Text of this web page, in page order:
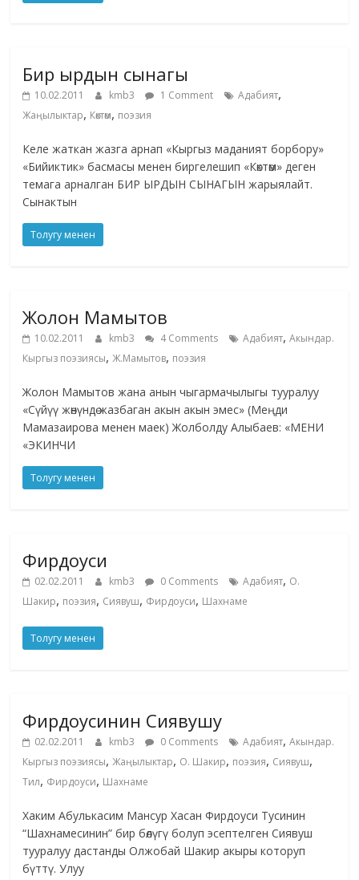
Бир ырдын сынагы
10.02.2011 kmb3 1 Comment Адабият,
Жаңылыктар, Көктөм, поэзия
Келе жаткан жазга арнап «Кыргыз маданият борбору»
«Бийиктик» басмасы менен биргелешип «Көктөм» деген
темага арналган БИР ЫРДЫН СЫНАГЫН жарыялайт.
Сынактын
Толугу менен
Жолон Мамытов
10.02.2011 kmb3 4 Comments Адабият,Акындар.
Кыргыз поэзиясы,Ж.Мамытов, поэзия
Жолон Мамытов жана анын чыгармачылыгы тууралуу
«Сүйүү жөнүндө жазбаган акын акын эмес» (Меңди
Мамазаирова менен маек) Жолболду Алыбаев: «МЕНИ
«ЭКИНЧИ
Толугу менен
Фирдоуси
02.02.2011 kmb3 0 Comments Адабият, О.
Шакир, поэзия, Сиявуш, Фирдоуси, Шахнаме
Толугу менен
Фирдоусинин Сиявушу
02.02.2011 kmb3 0 Comments Адабият,Акындар.
Кыргыз поэзиясы,Жаңылыктар, О. Шакир, поэзия, Сиявуш,
Тил, Фирдоуси, Шахнаме
Хаким Абулькасим Мансур Хасан Фирдоуси Тусинин
“Шахнамесинин” бир бөлүгү болуп эсептелген Сиявуш
тууралуу дастанды Олжобай Шакир акыры которуп
бүттү. Улуу